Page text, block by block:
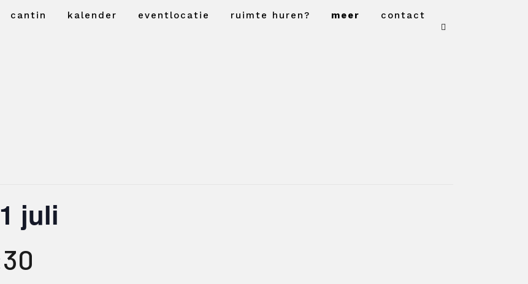
cantin kalender eventlocatie ruimte huren? meer contact
juli